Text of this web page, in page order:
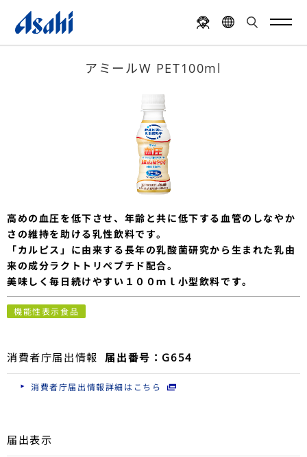
アミールW PET100ml
高めの血圧を低下させ、年齢と共に低下する血管のしなやか
さの維持を助ける乳性飲料です。
「カルピス」に由来する長年の乳酸菌研究から生まれた乳由
来の成分ラクトトリペプチド配合。
美味しく毎日続けやすい１００ｍｌ小型飲料です。
機能性表示食品
消費者庁届出情報 届出番号：G654
消費者庁届出情報詳細はこちら
届出表示